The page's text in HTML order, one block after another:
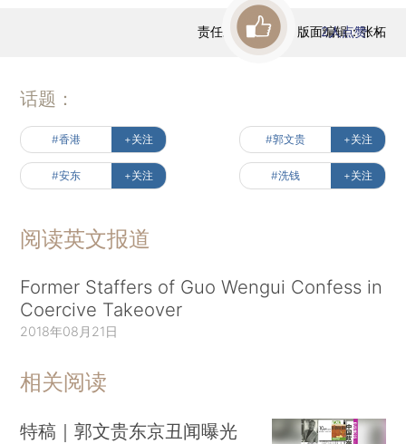
责任编辑：高昱 | 版面编辑：张柘
2人点赞
话题：
#香港 +关注 #郭文贵 +关注
#安东 +关注 #洗钱 +关注
阅读英文报道
Former Staffers of Guo Wengui Confess in
Coercive Takeover
2018年08月21日
相关阅读
特稿｜郭文贵东京丑闻曝光